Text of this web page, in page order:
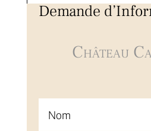
Demande
Château